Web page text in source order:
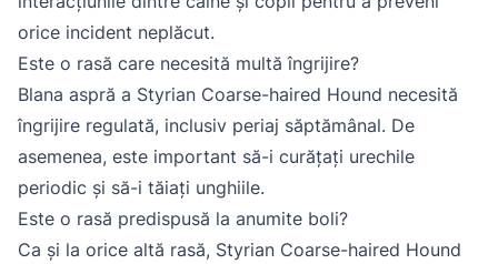
orice incident neplăcut.
Este o rasă care necesită multă îngrijire?
Blana aspră a Styrian Coarse-haired Hound necesită
îngrijire regulată, inclusiv periaj săptămânal. De
asemenea, este important să-i curățați urechile
periodic și să-i tăiați unghiile.
Este o rasă predispusă la anumite boli?
Ca și la orice altă rasă, Styrian Coarse-haired Hound